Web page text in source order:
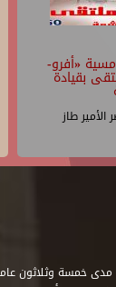
«أفرو-
بقيادة
الأمير طاز